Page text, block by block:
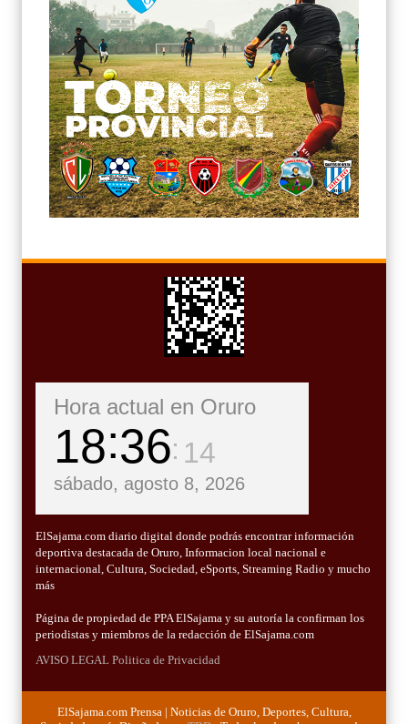
Hora actual en Oruro
18 36 15
sábado, agosto 8, 2026
ElSajama.com diario digital donde podrás encontrar información
deportiva destacada de Oruro, Informacion local nacional e
internacional, Cultura, Sociedad, eSports, Streaming Radio y mucho
más
Página de propiedad de PPA ElSajama y su autoría la confirman los
periodistas y miembros de la redacción de ElSajama.com
AVISO LEGAL Politica de Privacidad
ElSajama.com Prensa | Noticias de Oruro, Deportes, Cultura,